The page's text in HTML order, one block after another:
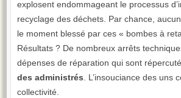
explosent endommageant le processus
recyclage des déchets. Par chance,
le moment blessé par ces « bombes à
Résultats ? De nombreux arrêts
dépenses de réparation qui sont
des administrés . L’insouciance des uns
collectivité.